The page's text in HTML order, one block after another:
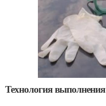
Технология выполнения